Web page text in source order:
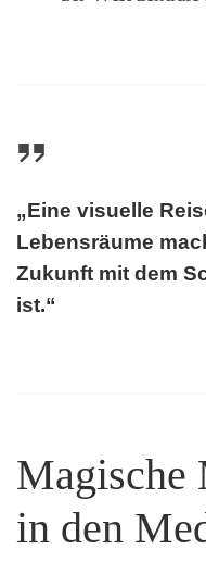
„Eine visuelle
Lebensräume
Zukunft mit dem
ist.“
Magische
in den